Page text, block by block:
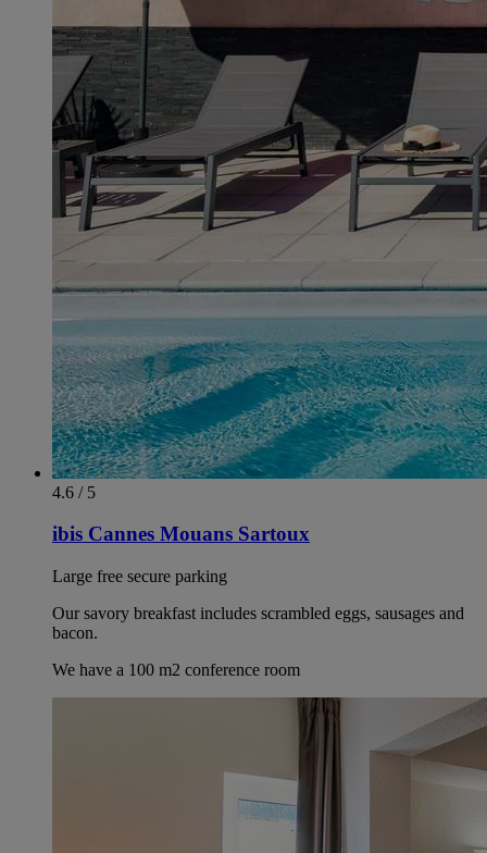
4.6 / 5
ibis Cannes Mouans Sartoux
Large free secure parking
Our savory breakfast includes scrambled eggs, sausages and
bacon.
We have a 100 m2 conference room